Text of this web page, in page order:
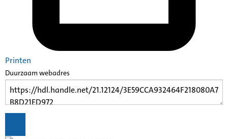
Printen
Duurzaam webadres